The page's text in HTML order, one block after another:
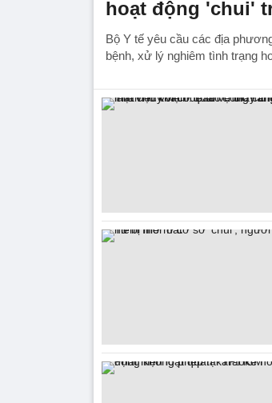
hoạt động 'chui'
Bộ Y tế yêu cầu các địa
bệnh, xử lý nghiêm tình trạng